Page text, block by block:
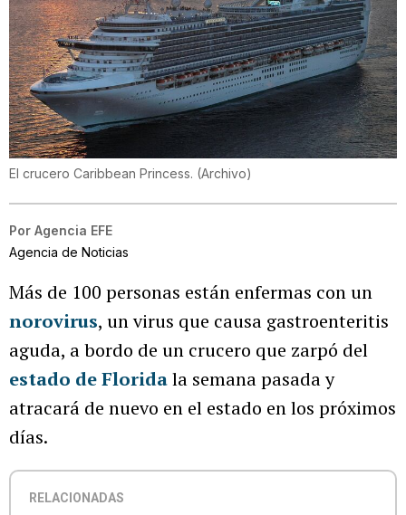
El crucero Caribbean Princess. (Archivo)
Por Agencia EFE
Agencia de Noticias
Más de 100 personas están enfermas con un
norovirus, un virus que causa gastroenteritis
aguda, a bordo de un crucero que zarpó del
estado de Floridala semana pasada y
atracará de nuevo en el estado en los próximos
días.
RELACIONADAS